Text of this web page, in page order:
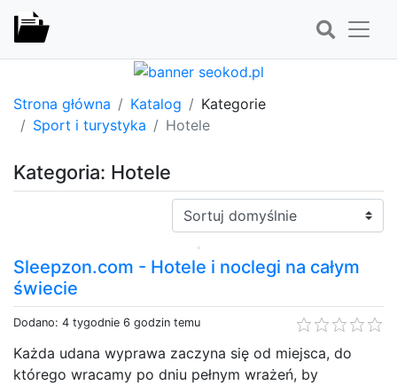
Strona główna Katalog
Kategorie
Sport i turystyka
Hotele
Kategoria: Hotele
Sortuj:
Sleepzon.com - Hotele i noclegi na całym
świecie
Dodano: 4 tygodnie 6 godzin temu
Każda udana wyprawa zaczyna się od miejsca, do
którego wracamy po dniu pełnym wrażeń, by